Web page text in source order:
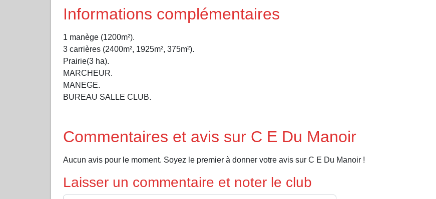
Informations complémentaires
1 manège (1200m²).
3 carrières (2400m², 1925m², 375m²).
Prairie(3 ha).
MARCHEUR.
MANEGE.
BUREAU SALLE CLUB.
Commentaires et avis sur C E Du Manoir
Aucun avis pour le moment. Soyez le premier à donner votre avis sur C E Du Manoir !
Laisser un commentaire et noter le club